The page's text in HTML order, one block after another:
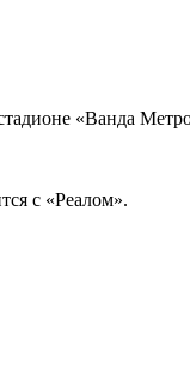
«Ванда
с «Реалом».